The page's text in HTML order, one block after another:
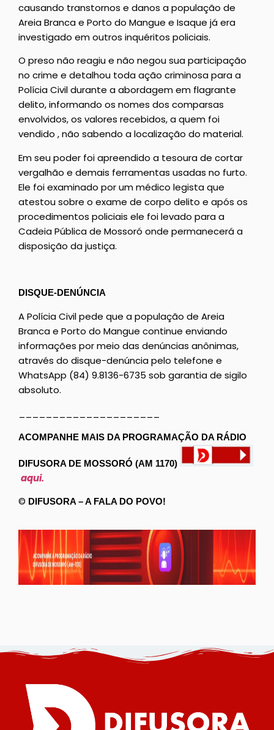
causando transtornos e danos a população de
Areia Branca e Porto do Mangue e Isaque já era
investigado em outros inquéritos policiais.
O preso não reagiu e não negou sua participação
no crime e detalhou toda ação criminosa para a
Polícia Civil durante a abordagem em flagrante
delito, informando os nomes dos comparsas
envolvidos, os valores recebidos, a quem foi
vendido , não sabendo a localização do material.
Em seu poder foi apreendido a tesoura de cortar
vergalhão e demais ferramentas usadas no furto.
Ele foi examinado por um médico legista que
atestou sobre o exame de corpo delito e após os
procedimentos policiais ele foi levado para a
Cadeia Pública de Mossoró onde permanecerá a
disposição da justiça.
DISQUE-DENÚNCIA
A Polícia Civil pede que a população de Areia
Branca e Porto do Mangue continue enviando
informações por meio das denúncias anônimas,
através do disque-denúncia pelo telefone e
WhatsApp (84) 9.8136-6735 sob garantia de sigilo
absoluto.
ACOMPANHE MAIS DA PROGRAMAÇÃO DA RÁDIO
DIFUSORA DE MOSSORÓ (AM 1170)
aqui.
© DIFUSORA – A FALA DO POVO!